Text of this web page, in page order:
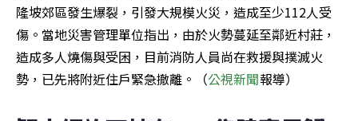
隆坡郊區發生爆裂，引發大規模火災，造成至少112人受
傷。當地災害管理單位指出，由於火勢蔓延至鄰近村莊，
造成多人燒傷與受困，目前消防人員尚在救援與撲滅火
勢，已先將附近住戶緊急撤離。（公視新聞報導）